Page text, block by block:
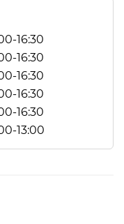
16:30
16:30
16:30
16:30
16:30
13:00